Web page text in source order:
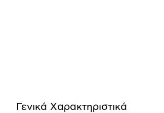
Γενικά Xαρακτηριστικά